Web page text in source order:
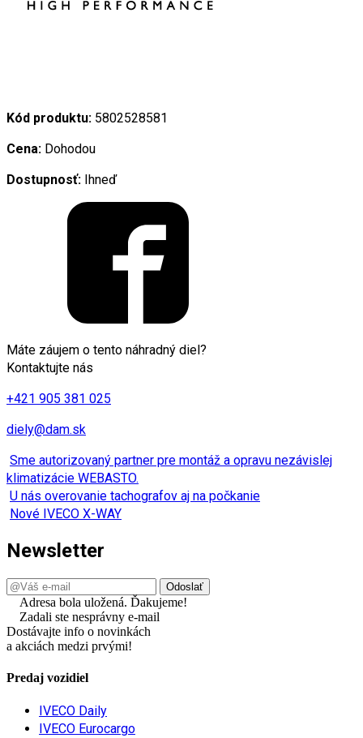
Kód produktu: 5802528581
Cena: Dohodou
Dostupnosť: Ihneď
Máte záujem o tento náhradný diel?
Kontaktujte nás
+421 905 381 025
diely@dam.sk
Sme autorizovaný partner pre montáž a opravu nezávislej
klimatizácie WEBASTO.
U nás overovanie tachografov aj na počkanie
Nové IVECO X-WAY
Newsletter
Adresa bola uložená. Ďakujeme!
Zadali ste nesprávny e-mail
Dostávajte info o novinkách
a akciách medzi prvými!
Predaj vozidiel
IVECO Daily
IVECO Eurocargo